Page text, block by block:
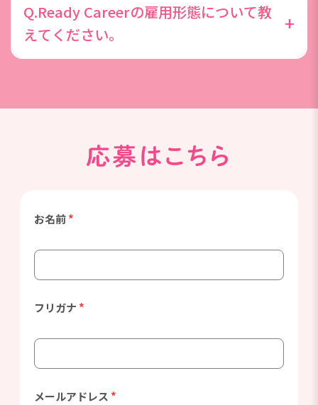
す。2025年度直雇用切替率実績として、実際に5人
に1人が派遣先での正社員化を実現しています。
Q.Ready Careerの雇用形態について教
えてください。
+
の派遣社員との違いは、DYMキャリアと無期限契約
お名前*
フリガナ *
メールアドレス *